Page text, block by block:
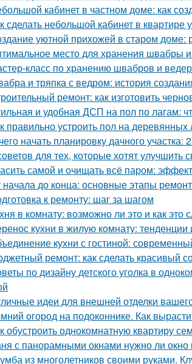
кабинет в частном доме: как
сделать небольшой кабинет в
уютной прихожей в старом доме:
место для хранения швабры
класс по хранению швабров и
и тряпка с ведром: история
ремонт: как изготовить
и удобная ДСП на пол по лагам:
правильно устроить пол на
начать планировку дачного участка:
для тех, которые хотят улучшить
самой и очищать всё паром:
начала до конца: основные этапы
к ремонту: шаг за шагом
в комнату: возможно ли это и как это
кухни в жилую комнату: тенденции
кухни с гостиной:
ремонт: как сделать красивый
по дизайну детского уголка в
идеи для внешней отделки
огород на подоконнике. Как
обустроить однокомнатную квартиру
с панорамными окнами нужно ли
из многолетников своими руками.